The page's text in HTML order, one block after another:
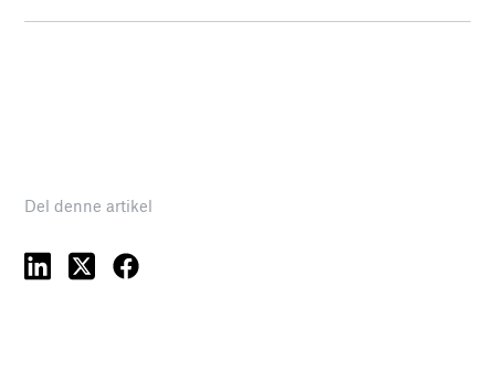
Del denne artikel